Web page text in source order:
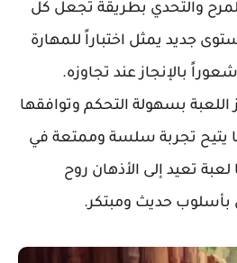
والتحدي بطريقة تجعل كل
جديد يمثل اختباراً للمهارة
بالإنجاز عند تجاوزه.
اللعبة بسهولة التحكم وتوافقها
يتيح تجربة سلسة وممتعة في
تعيد إلى الأذهان روح
بأسلوب حديث ومبتكر.